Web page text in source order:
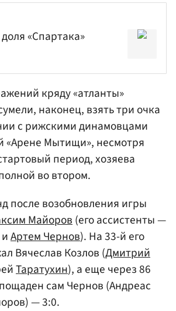
«Спартака»
кряду «атланты»
наконец, взять три очка
с рижскими динамовцами
«Арене Мытищи», несмотря
период, хозяева
во втором.
после возобновления игры
Майоров (его ассистенты —
Артем Чернов). На 33-й его
Вячеслав Козлов (Дмитрий
Таратухин), а еще через 86
сам Чернов (Андреас
— 3:0.